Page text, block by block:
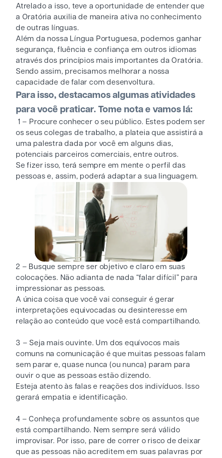
Atrelado a isso, teve a oportunidade de entender que
a Oratória auxilia de maneira ativa no conhecimento
de outras línguas.
Além da nossa Língua Portuguesa, podemos ganhar
segurança, fluência e confiança em outros idiomas
através dos princípios mais importantes da Oratória.
Sendo assim, precisamos melhorar a nossa
capacidade de falar com desenvoltura.
Para isso, destacamos algumas atividades
para você praticar. Tome nota e vamos lá:
1 – Procure conhecer o seu público. Estes podem ser
os seus colegas de trabalho, a plateia que assistirá a
uma palestra dada por você em alguns dias,
potenciais parceiros comerciais, entre outros.
Se fizer isso, terá sempre em mente o perfil das
pessoas e, assim, poderá adaptar a sua linguagem.
2 – Busque sempre ser objetivo e claro em suas
colocações. Não adianta de nada “falar difícil” para
impressionar as pessoas.
A única coisa que você vai conseguir é gerar
interpretações equivocadas ou desinteresse em
relação ao conteúdo que você está compartilhando.
3 – Seja mais ouvinte. Um dos equívocos mais
comuns na comunicação é que muitas pessoas falam
sem parar e, quase nunca (ou nunca) param para
ouvir o que as pessoas estão dizendo.
Esteja atento às falas e reações dos indivíduos. Isso
gerará empatia e identificação.
4 – Conheça profundamente sobre os assuntos que
está compartilhando. Nem sempre será válido
improvisar. Por isso, pare de correr o risco de deixar
que as pessoas não acreditem em suas palavras por